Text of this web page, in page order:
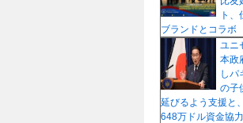
ト
ブランドとコラボ
ユニ
本政
しパ
の子
延びるよう支援と
648万ドル資金協力